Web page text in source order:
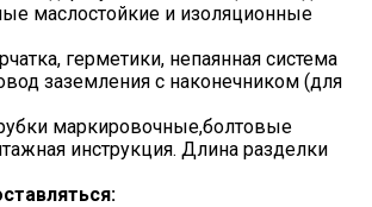
маслостойкие и изоляционные
герметики, непаянная система
заземления с наконечником (для
маркировочные,болтовые
инструкция. Длина разделки